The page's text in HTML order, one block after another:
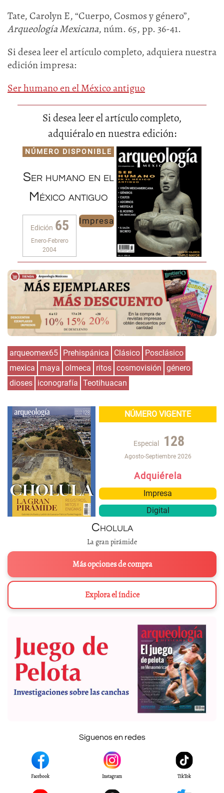
Tate, Carolyn E, “Cuerpo, Cosmos y género”,
Arqueología Mexicana, núm. 65, pp. 36-41.
Si desea leer el artículo completo, adquiera nuestra
edición impresa:
Ser humano en el México antiguo
Si desea leer el artículo completo,
adquiéralo en nuestra edición:
NÚMERO DISPONIBLE
Ser humano en el
México antiguo
Edición 65
Enero-Febrero
2004
Impresa
arqueomex65 Prehispánica Clásico Posclásico
mexica
maya olmeca ritos cosmovisión género
dioses iconografía Teotihuacan
NÚMERO VIGENTE
Especial 128
Agosto-Septiembre 2026
Adquiérela
Impresa
Digital
Cholula
La gran pirámide
Más opciones de compra
Explora el índice
Síguenos en redes
Facebook Instagram TikTok